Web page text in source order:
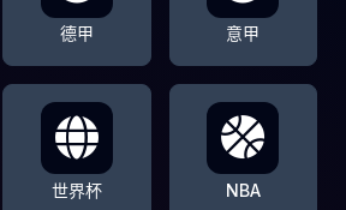
德甲 意甲
世界杯 NBA